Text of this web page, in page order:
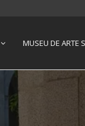
MUSEU DE ARTE